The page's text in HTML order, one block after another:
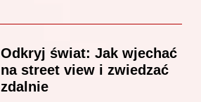
Odkryj świat: Jak wjechać
na street view i zwiedzać
zdalnie